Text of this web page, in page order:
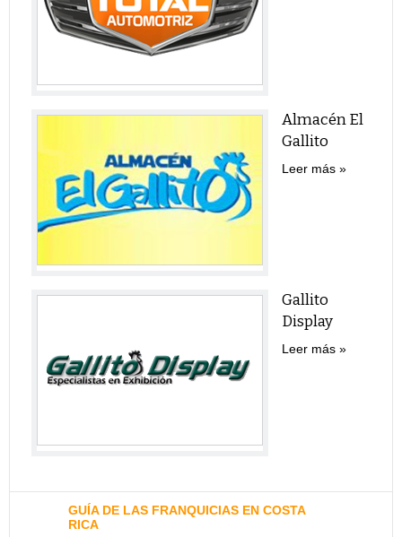
Almacén El
Gallito
Leer más
Gallito
Display
Leer más
GUÍA DE LAS FRANQUICIAS EN COSTA
RICA